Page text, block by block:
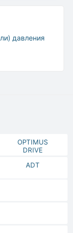
давления
OPTIMUS
DRIVE
ADT